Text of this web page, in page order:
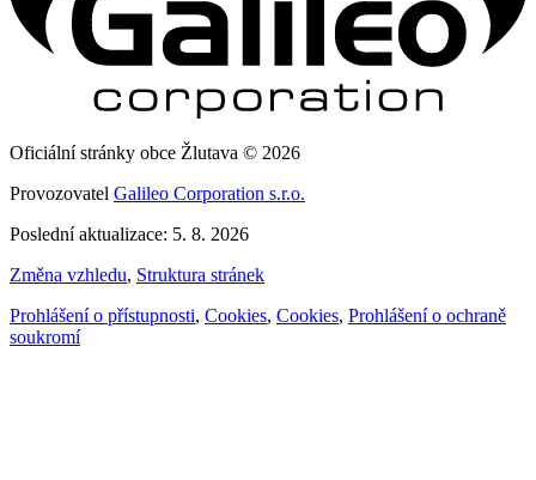
Oficiální stránky obce Žlutava © 2026
Provozovatel Galileo Corporation s.r.o.
Poslední aktualizace: 5. 8. 2026
Změna vzhledu, Struktura stránek
Prohlášení o přístupnosti, Cookies, Cookies, Prohlášení o ochraně
soukromí